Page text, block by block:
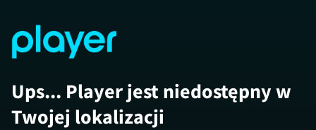
Ups... Player jest niedostępny w
Twojej lokalizacji